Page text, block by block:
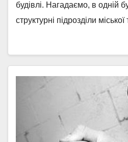
будівлі. Нагадаємо, в одній
структурні підрозділи